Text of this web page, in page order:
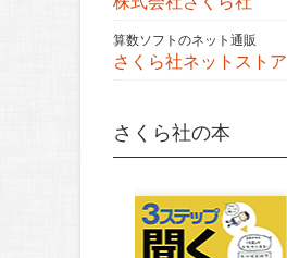
算数ソフトのネット通販
さくら社ネットストア
さくら社の本